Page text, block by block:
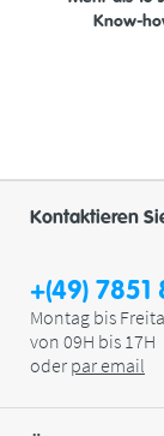
Know-
Kontaktieren
+(49) 7851
Montag bis
von 09H bis 17H
oder paremail